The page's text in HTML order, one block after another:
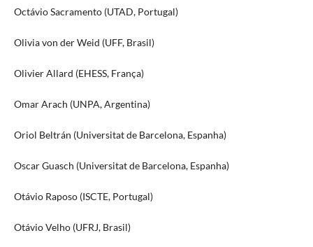
Octávio Sacramento (UTAD, Portugal)
Olivia von der Weid (UFF, Brasil)
Olivier Allard (EHESS, França)
Omar Arach (UNPA, Argentina)
Oriol Beltrán (Universitat de Barcelona, Espanha)
Oscar Guasch (Universitat de Barcelona, Espanha)
Otávio Raposo (ISCTE, Portugal)
Otávio Velho (UFRJ, Brasil)